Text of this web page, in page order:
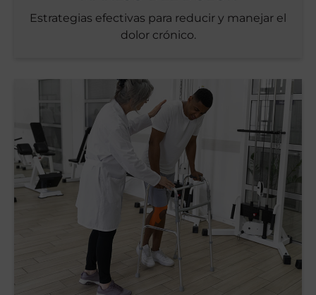
Estrategias efectivas para reducir y manejar el
dolor crónico.